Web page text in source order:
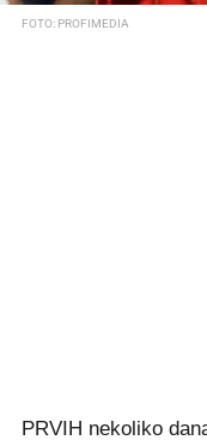
FOTO: PROFIMEDIA
PRVIH nekoliko